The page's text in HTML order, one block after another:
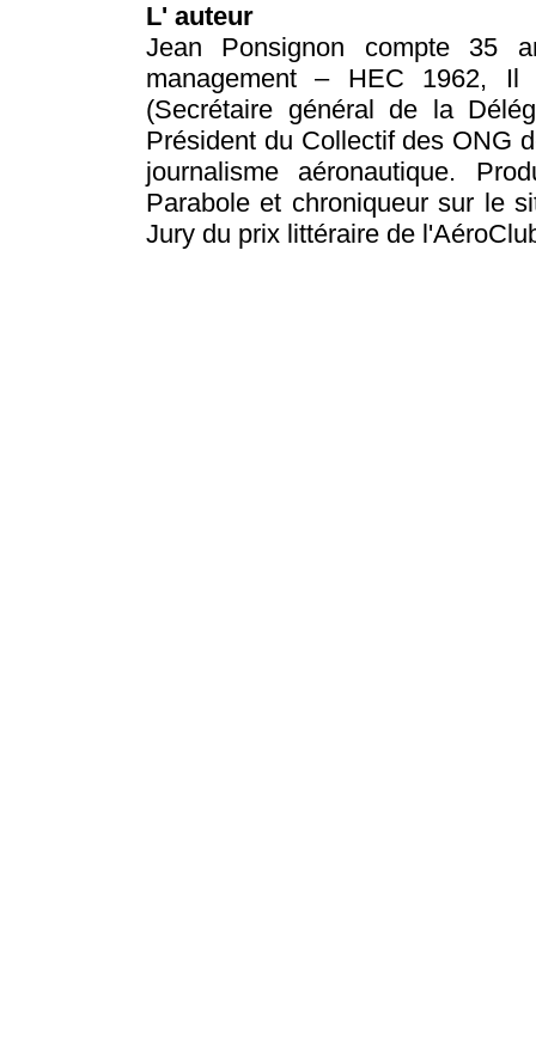
L' auteur
Jean Ponsignon compte 35
management – HEC 1962, Il
(Secrétaire général de la
Président du Collectif des ONG
journalisme aéronautique.
Parabole et chroniqueur sur le
Jury du prix littéraire de